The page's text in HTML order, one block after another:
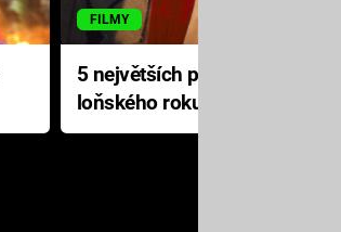
FILMY
5 největších propadáků
loňského roku: Disney na
jediné katastrofě prodělal 200